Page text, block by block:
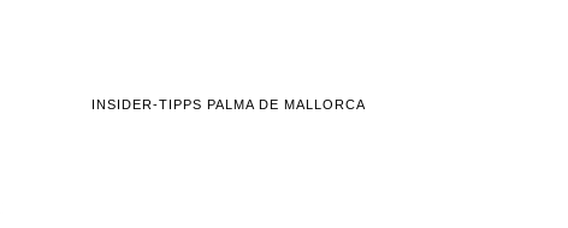
INSIDER-TIPPS PALMA DE MALLORCA